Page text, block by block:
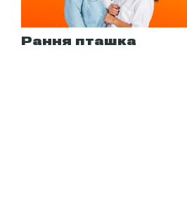
Рання пташка